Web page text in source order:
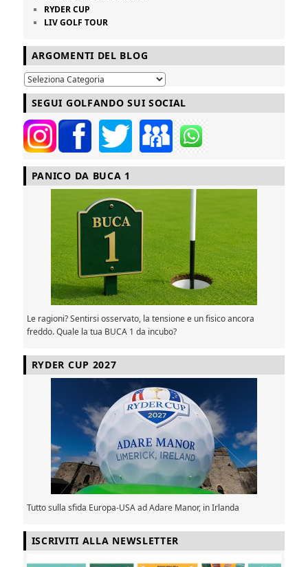
RYDER CUP
LIV GOLF TOUR
ARGOMENTI DEL BLOG
SEGUI GOLFANDO SUI SOCIAL
PANICO DA BUCA 1
Le ragioni? Sentirsi osservato, la tensione e un fisico ancora
freddo. Quale la tua BUCA 1 da incubo?
RYDER CUP 2027
Tutto sulla sfida Europa-USA ad Adare Manor, in Irlanda
ISCRIVITI ALLA NEWSLETTER